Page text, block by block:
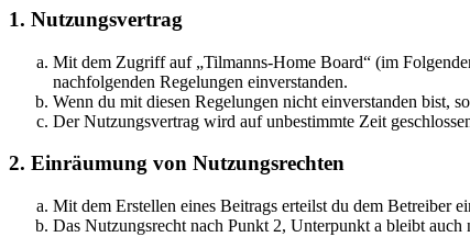
1. Nutzungsvertrag
Mit dem Zugriff auf „Tilmanns-Home Board“ (im
nachfolgenden Regelungen einverstanden.
Wenn du mit diesen Regelungen nicht einverstanden bist,
Der Nutzungsvertrag wird auf unbestimmte Zeit
2. Einräumung von Nutzungsrechten
Mit dem Erstellen eines Beitrags erteilst du dem Betreiber
Das Nutzungsrecht nach Punkt 2, Unterpunkt a bleibt